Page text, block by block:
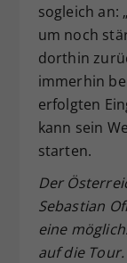
sogleich an:
um noch
dorthin
immerhin
erfolgten
kann sein
starten.
Der
Sebastian
eine
auf die Tour.